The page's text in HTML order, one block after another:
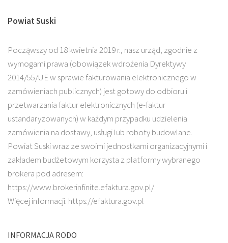
Powiat Suski
Począwszy od 18 kwietnia 2019 r., nasz urząd, zgodnie z
wymogami prawa (obowiązek wdrożenia Dyrektywy
2014/55/UE w sprawie fakturowania elektronicznego w
zamówieniach publicznych) jest gotowy do odbioru i
przetwarzania faktur elektronicznych (e-faktur
ustandaryzowanych) w każdym przypadku udzielenia
zamówienia na dostawy, usługi lub roboty budowlane.
Powiat Suski wraz ze swoimi jednostkami organizacyjnymi i
zakładem budżetowym korzysta z platformy wybranego
brokera pod adresem:
https://www.brokerinfinite.efaktura.gov.pl/
Więcej informacji: https://efaktura.gov.pl
INFORMACJA RODO